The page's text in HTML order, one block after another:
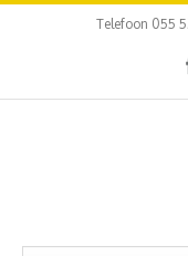
Telefoon 055